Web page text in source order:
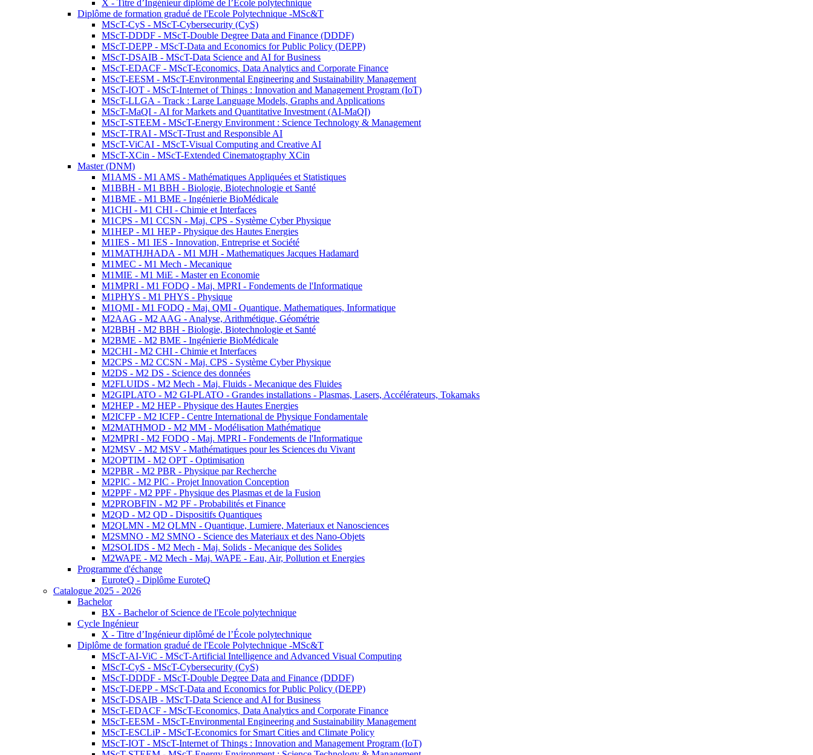
X - Titre d’Ingénieur diplômé de l’École polytechnique
Diplôme de formation gradué de l'Ecole Polytechnique -MSc&T
MScT-CyS - MScT-Cybersecurity (CyS)
MScT-DDDF - MScT-Double Degree Data and Finance (DDDF)
MScT-DEPP - MScT-Data and Economics for Public Policy (DEPP)
MScT-DSAIB - MScT-Data Science and AI for Business
MScT-EDACF - MScT-Economics, Data Analytics and Corporate Finance
MScT-EESM - MScT-Environmental Engineering and Sustainability Management
MScT-IOT - MScT-Internet of Things : Innovation and Management Program (IoT)
MScT-LLGA - Track : Large Language Models, Graphs and Applications
MScT-MaQI - AI for Markets and Quantitative Investment (AI-MaQI)
MScT-STEEM - MScT-Energy Environment : Science Technology & Management
MScT-TRAI - MScT-Trust and Responsible AI
MScT-ViCAI - MScT-Visual Computing and Creative AI
MScT-XCin - MScT-Extended Cinematography XCin
Master (DNM)
M1AMS - M1 AMS - Mathématiques Appliquées et Statistiques
M1BBH - M1 BBH - Biologie, Biotechnologie et Santé
M1BME - M1 BME - Ingénierie BioMédicale
M1CHI - M1 CHI - Chimie et Interfaces
M1CPS - M1 CCSN - Maj. CPS - Système Cyber Physique
M1HEP - M1 HEP - Physique des Hautes Energies
M1IES - M1 IES - Innovation, Entreprise et Société
M1MATHJHADA - M1 MJH - Mathematiques Jacques Hadamard
M1MEC - M1 Mech - Mecanique
M1MIE - M1 MiE - Master en Economie
M1MPRI - M1 FODQ - Maj. MPRI - Fondements de l'Informatique
M1PHYS - M1 PHYS - Physique
M1QMI - M1 FODQ - Maj. QMI - Quantique, Mathematiques, Informatique
M2AAG - M2 AAG - Analyse, Arithmétique, Géométrie
M2BBH - M2 BBH - Biologie, Biotechnologie et Santé
M2BME - M2 BME - Ingénierie BioMédicale
M2CHI - M2 CHI - Chimie et Interfaces
M2CPS - M2 CCSN - Maj. CPS - Système Cyber Physique
M2DS - M2 DS - Science des données
M2FLUIDS - M2 Mech - Maj. Fluids - Mecanique des Fluides
M2GIPLATO - M2 GI-PLATO - Grandes installations - Plasmas, Lasers, Accélérateurs, Tokamaks
M2HEP - M2 HEP - Physique des Hautes Energies
M2ICFP - M2 ICFP - Centre International de Physique Fondamentale
M2MATHMOD - M2 MM - Modélisation Mathématique
M2MPRI - M2 FODQ - Maj. MPRI - Fondements de l'Informatique
M2MSV - M2 MSV - Mathématiques pour les Sciences du Vivant
M2OPTIM - M2 OPT - Optimisation
M2PBR - M2 PBR - Physique par Recherche
M2PIC - M2 PIC - Projet Innovation Conception
M2PPF - M2 PPF - Physique des Plasmas et de la Fusion
M2PROBFIN - M2 PF - Probabilités et Finance
M2QD - M2 QD - Dispositifs Quantiques
M2QLMN - M2 QLMN - Quantique, Lumiere, Materiaux et Nanosciences
M2SMNO - M2 SMNO - Science des Materiaux et des Nano-Objets
M2SOLIDS - M2 Mech - Maj. Solids - Mecanique des Solides
M2WAPE - M2 Mech - Maj. WAPE - Eau, Air, Pollution et Energies
Programme d'échange
EuroteQ - Diplôme EuroteQ
Catalogue 2025 - 2026
Bachelor
BX - Bachelor of Science de l'Ecole polytechnique
Cycle Ingénieur
X - Titre d’Ingénieur diplômé de l’École polytechnique
Diplôme de formation gradué de l'Ecole Polytechnique -MSc&T
MScT-AI-ViC - MScT-Artificial Intelligence and Advanced Visual Computing
MScT-CyS - MScT-Cybersecurity (CyS)
MScT-DDDF - MScT-Double Degree Data and Finance (DDDF)
MScT-DEPP - MScT-Data and Economics for Public Policy (DEPP)
MScT-DSAIB - MScT-Data Science and AI for Business
MScT-EDACF - MScT-Economics, Data Analytics and Corporate Finance
MScT-EESM - MScT-Environmental Engineering and Sustainability Management
MScT-ESCLiP - MScT-Economics for Smart Cities and Climate Policy
MScT-IOT - MScT-Internet of Things : Innovation and Management Program (IoT)